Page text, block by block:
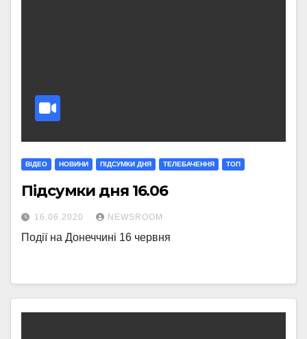
ВІДЕО НОВИНИ ПІДСУМКИ ДНЯ ТЕЛЕБАЧЕННЯ ТОП
Підсумки дня 16.06
16.06.2020 NEWSROOM
Події на Донеччині 16 червня